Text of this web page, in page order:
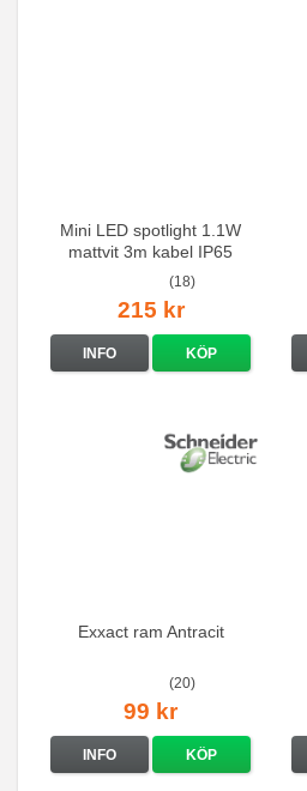
Mini LED spotlight 1.1W
mattvit 3m kabel IP65
(18)
215 kr
INFO KÖP
Exxact ram Antracit
(20)
99 kr
INFO KÖP